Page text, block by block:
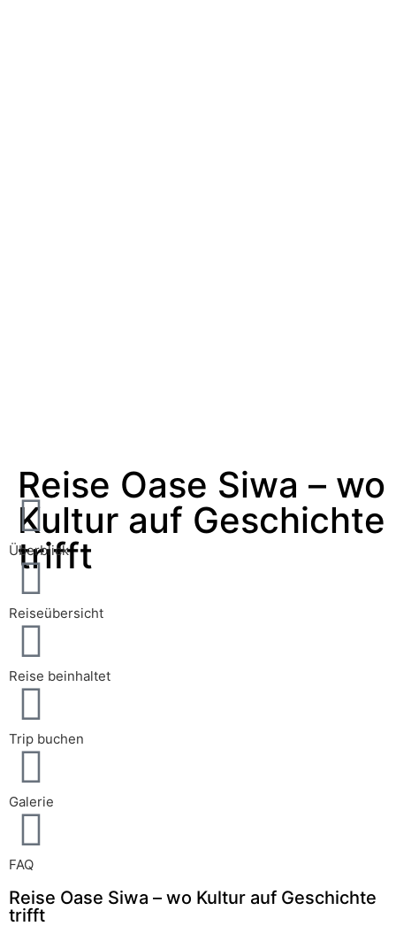
Reise Oase Siwa – wo
Kultur auf Geschichte
trifft
Überblick
Reiseübersicht
Reise beinhaltet
Trip buchen
Galerie
FAQ
Reise Oase Siwa – wo Kultur auf Geschichte
trifft